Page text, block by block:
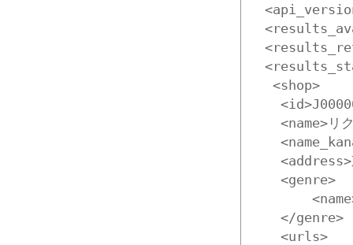
<shop>
<name>リク
<address>東
<genre>
<name>カ
</genre>
<urls>